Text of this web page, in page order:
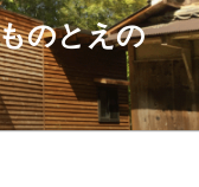
のとえの